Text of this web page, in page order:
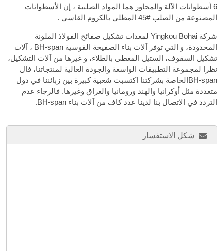
6 أسطوانات الآلة والمحاور هما المواد الصلبية ، إن الأسطوانات
المصنوعة من الصلب45# المطلي بالكروم القاسي .
شركة Yingkou Bohai لمعدات تشكيل صفائح الفولاذ الملونة
المحدودة، و التي توفر آلات بناء الصفيحة القوسية BH-span ، آلات
تشكيل السقوف، الستيل المغطى بالطلاء، و غيرها من آلات التشكيل،
نظرا لمجموعة التطبيقات الواسعة والجودة العالية لمنتجاتنا، فال
BH-spanالخاصة بشركتنا اكتسبت شعبية كبيرة بين زبائننا في دول
متعددة مثل أوكرانيا والهند ورومانيا والعراق وغيرها. فالرجاء عدم
التردد في الاتصال بنا لدينا عدد كاف من آلات بناء BH-span.
شكل الاستفسار